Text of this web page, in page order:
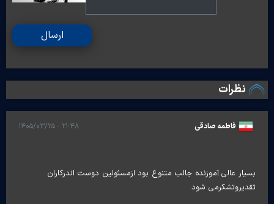
ارسال
نظرات
فاطمه صادقی ۲۱:۴۸ - ۱۴۰۵/۰۳/۲۵
بسیار عالی آموزنده جالب متنوع بود ازمسئولین دوست اندرکاران
تقدیروتشکرمی شود